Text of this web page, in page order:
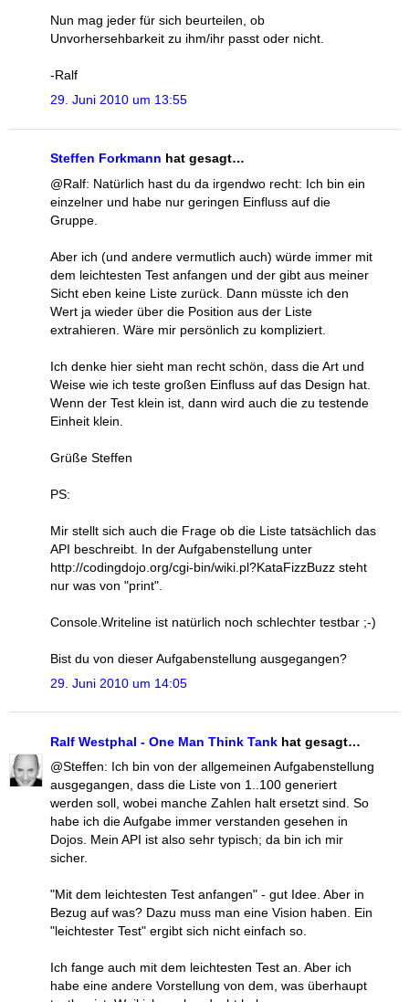
Nun mag jeder für sich beurteilen, ob
Unvorhersehbarkeit zu ihm/ihr passt oder nicht.
-Ralf
29. Juni 2010 um 13:55
Steffen Forkmann hat gesagt…
@Ralf: Natürlich hast du da irgendwo recht: Ich bin ein
einzelner und habe nur geringen Einfluss auf die
Gruppe.
Aber ich (und andere vermutlich auch) würde immer mit
dem leichtesten Test anfangen und der gibt aus meiner
Sicht eben keine Liste zurück. Dann müsste ich den
Wert ja wieder über die Position aus der Liste
extrahieren. Wäre mir persönlich zu kompliziert.
Ich denke hier sieht man recht schön, dass die Art und
Weise wie ich teste großen Einfluss auf das Design hat.
Wenn der Test klein ist, dann wird auch die zu testende
Einheit klein.
Grüße Steffen
PS:
Mir stellt sich auch die Frage ob die Liste tatsächlich das
API beschreibt. In der Aufgabenstellung unter
http://codingdojo.org/cgi-bin/wiki.pl?KataFizzBuzz steht
nur was von "print".
Console.Writeline ist natürlich noch schlechter testbar ;-)
Bist du von dieser Aufgabenstellung ausgegangen?
29. Juni 2010 um 14:05
Ralf Westphal - One Man Think Tank hat gesagt…
@Steffen: Ich bin von der allgemeinen Aufgabenstellung
ausgegangen, dass die Liste von 1..100 generiert
werden soll, wobei manche Zahlen halt ersetzt sind. So
habe ich die Aufgabe immer verstanden gesehen in
Dojos. Mein API ist also sehr typisch; da bin ich mir
sicher.
"Mit dem leichtesten Test anfangen" - gut Idee. Aber in
Bezug auf was? Dazu muss man eine Vision haben. Ein
"leichtester Test" ergibt sich nicht einfach so.
Ich fange auch mit dem leichtesten Test an. Aber ich
habe eine andere Vorstellung von dem, was überhaupt